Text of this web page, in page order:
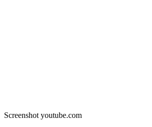
Screenshot youtube.com